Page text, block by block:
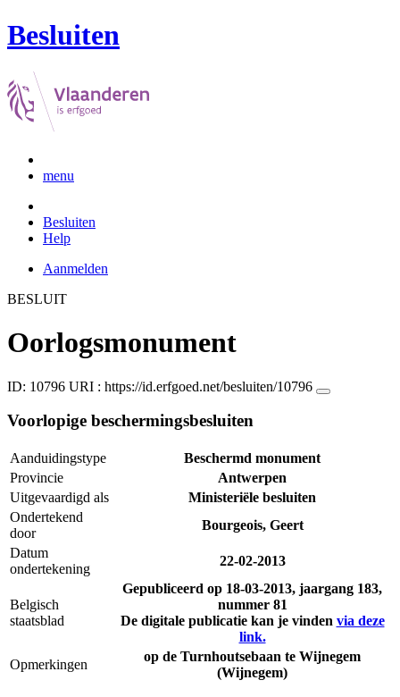
Besluiten
menu
Besluiten
Help
Aanmelden
BESLUIT
Oorlogsmonument
ID: 10796 URI : https://id.erfgoed.net/besluiten/10796
Voorlopige beschermingsbesluiten
Aanduidingstype
Beschermd monument
Provincie
Antwerpen
Uitgevaardigd als
Ministeriële besluiten
Ondertekend
door
Bourgeois, Geert
Datum
ondertekening
22-02-2013
Belgisch
staatsblad
Gepubliceerd op 18-03-2013, jaargang 183,
nummer 81
De digitale publicatie kan je vinden via deze
link.
Opmerkingen
op de Turnhoutsebaan te Wijnegem
(Wijnegem)